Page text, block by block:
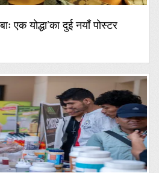
एक योद्धा’का दुई नयाँ पोस्टर